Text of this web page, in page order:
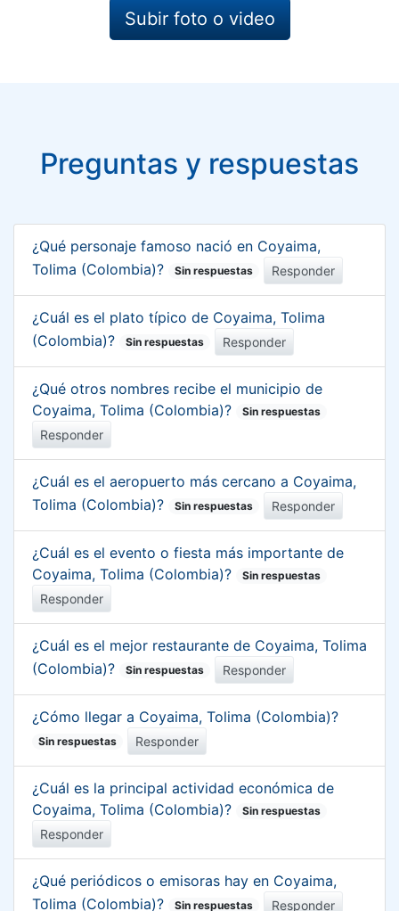
Subir foto o video
Preguntas y respuestas
¿Qué personaje famoso nació en Coyaima,
Tolima (Colombia)?
Sin respuestas Responder
¿Cuál es el plato típico de Coyaima, Tolima
(Colombia)?
Sin respuestas Responder
¿Qué otros nombres recibe el municipio de
Coyaima, Tolima (Colombia)?
Sin respuestas
Responder
¿Cuál es el aeropuerto más cercano a Coyaima,
Tolima (Colombia)?
Sin respuestas Responder
¿Cuál es el evento o fiesta más importante de
Coyaima, Tolima (Colombia)?
Sin respuestas
Responder
¿Cuál es el mejor restaurante de Coyaima, Tolima
(Colombia)?
Sin respuestas Responder
¿Cómo llegar a Coyaima, Tolima (Colombia)?
Sin respuestas Responder
¿Cuál es la principal actividad económica de
Coyaima, Tolima (Colombia)?
Sin respuestas
Responder
¿Qué periódicos o emisoras hay en Coyaima,
Tolima (Colombia)?
Sin respuestas Responder